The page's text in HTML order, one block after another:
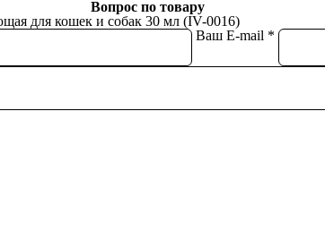
Вопрос по товару
для кошек и собак 30 мл (IV-0016)
Ваш E-mail